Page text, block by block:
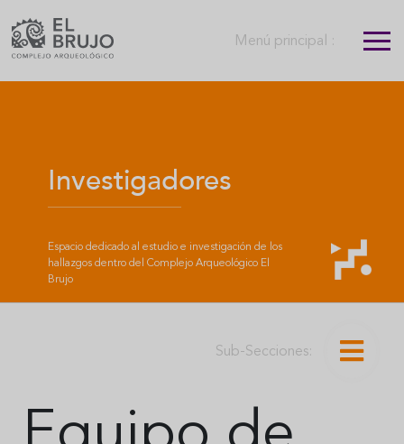
Menú principal :
Investigadores
Espacio dedicado al estudio e investigación de los
hallazgos dentro del Complejo Arqueológico El
Brujo
Sub-Secciones: